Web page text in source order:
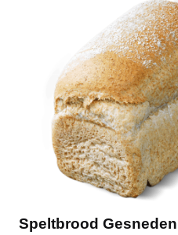
Speltbrood Gesneden